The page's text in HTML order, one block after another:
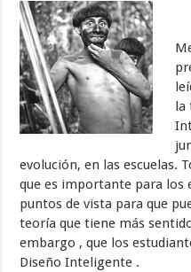
la
evolución, en las escuelas.
que es importante para los
puntos de vista para que
teoría que tiene más
embargo , que los
Diseño Inteligente .